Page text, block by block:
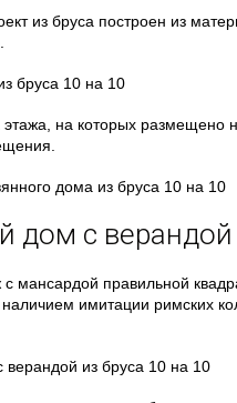
из бруса построен из
на которых размещено
дом с верандой
с мансардой правильной
имитации римских